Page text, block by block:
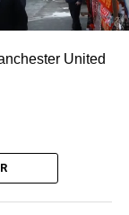
United